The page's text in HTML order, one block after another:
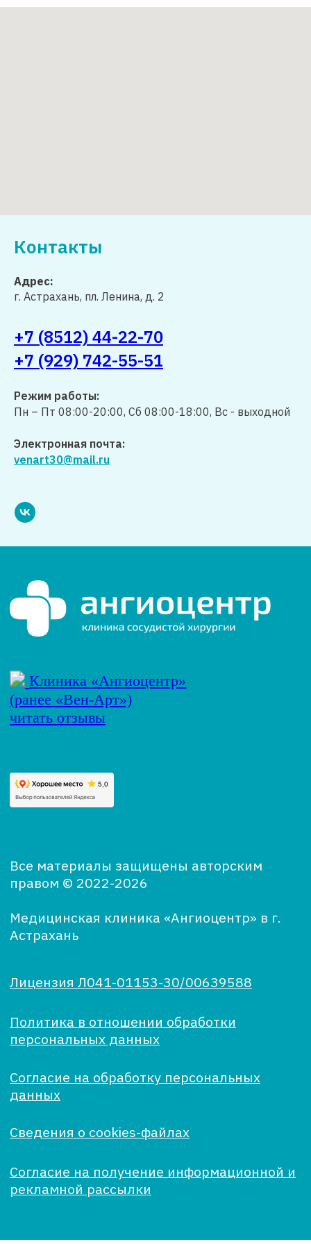
Контакты
Адрес:
г. Астрахань, пл. Ленина, д. 2
+7 (8512) 44-22-70
+7 (929) 742-55-51
Режим работы:
Пн – Пт 08:00-20:00, Сб 08:00-18:00, Вс - выходной
Электронная почта:
venart30@mail.ru